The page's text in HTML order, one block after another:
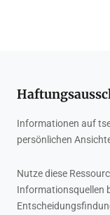
Informationen auf
persönlichen
Nutze diese
Informationsquellen